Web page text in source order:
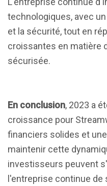
technologiques, avec
et la sécurité, tout en
croissantes en matière
sécurisée.
En conclusion, 2023 a
croissance pour
financiers solides et
maintenir cette
investisseurs peuvent
l'entreprise continue de